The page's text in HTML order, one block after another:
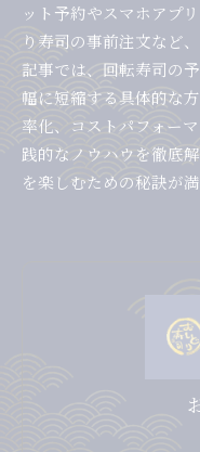
ット予約やスマホアプ
り寿司の事前注文など
記事では、回転寿司の
幅に短縮する具体的な
率化、コストパフォー
践的なノウハウを徹底
を楽しむための秘訣が満